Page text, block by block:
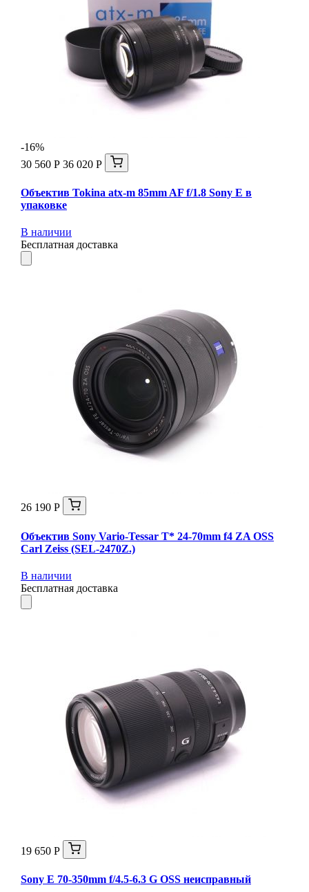
-16%
30 560 Р 36 020 Р
Объектив Tokina atx-m 85mm AF f/1.8 Sony E в
упаковке
В наличии
Бесплатная доставка
26 190 Р
Объектив Sony Vario-Tessar T* 24-70mm f4 ZA OSS
Carl Zeiss (SEL-2470Z.)
В наличии
Бесплатная доставка
19 650 Р
Sony E 70-350mm f/4.5-6.3 G OSS неисправный